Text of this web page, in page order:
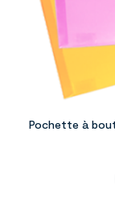
Pochette à